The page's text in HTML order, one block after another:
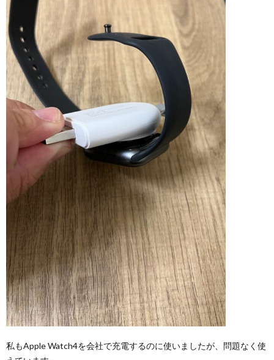
私もApple Watch4を会社で充電するのに使いましたが、問題なく使